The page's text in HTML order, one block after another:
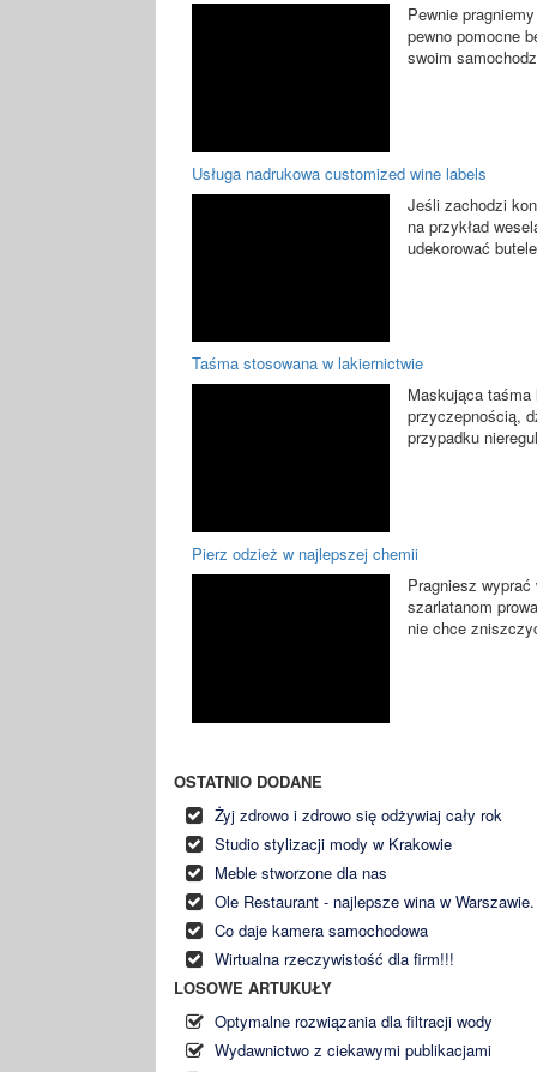
Pewnie
pewno pomocne
swoim
Usługa nadrukowa customized wine labels
Jeśli zachodzi
na przykład
udekorować
Taśma stosowana w lakiernictwie
Maskująca
przyczepnością,
przypadku
Pierz odzież w najlepszej chemii
Pragniesz
szarlatanom
nie chce
OSTATNIO DODANE
Żyj zdrowo i zdrowo się odżywiaj cały rok
Studio stylizacji mody w Krakowie
Meble stworzone dla nas
Ole Restaurant - najlepsze wina w Warszawie.
Co daje kamera samochodowa
Wirtualna rzeczywistość dla firm!!!
LOSOWE ARTUKUŁY
Optymalne rozwiązania dla filtracji wody
Wydawnictwo z ciekawymi publikacjami